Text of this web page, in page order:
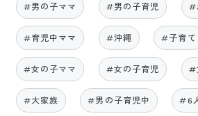
#男の子ママ #男の子育児 #
#育児中ママ #沖縄 #子育て
#女の子ママ #女の子育児 #
#大家族 #男の子育児中 #6